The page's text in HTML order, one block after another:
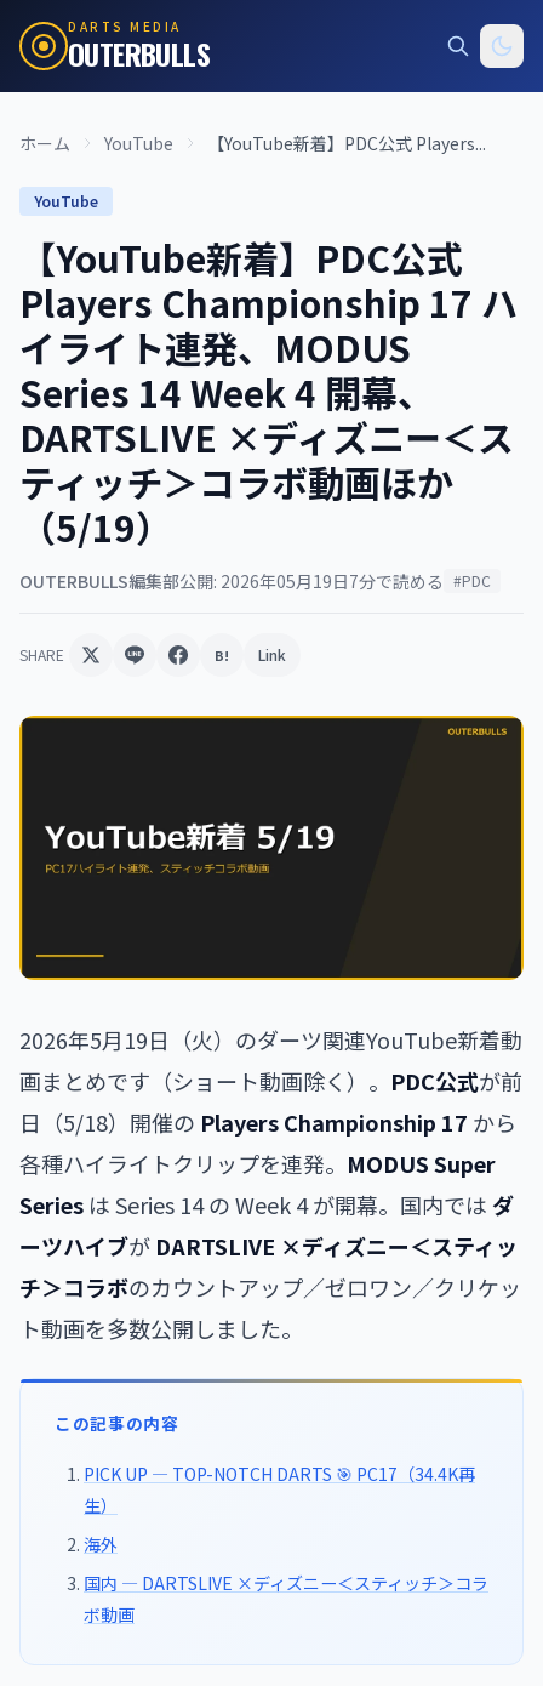
DARTS MEDIA
OUTERBULLS
ホーム YouTube 【YouTube新着】PDC公式 Players...
YouTube
【YouTube新着】PDC公式
Players Championship 17 ハ
イライト連発、MODUS
Series 14 Week 4 開幕、
DARTSLIVE ×ディズニー＜ス
ティッチ＞コラボ動画ほか
（5/19）
OUTERBULLS編集部公開: 2026年05月19日7分で読める #PDC
SHARE B! Link
2026年5月19日（火）のダーツ関連YouTube新着動
画まとめです（ショート動画除く）。 PDC公式が前
日（5/18）開催の Players Championship 17 から
各種ハイライトクリップを連発。 MODUS Super
Series は Series 14 の Week 4 が開幕。国内では ダ
ーツハイブが DARTSLIVE ×ディズニー＜スティッ
チ＞コラボのカウントアップ／ゼロワン／クリケッ
ト動画を多数公開しました。
この記事の内容
PICK UP — TOP-NOTCH DARTS 🎯 PC17（34.4K再
生）
海外
国内 — DARTSLIVE ×ディズニー＜スティッチ＞コラ
ボ動画